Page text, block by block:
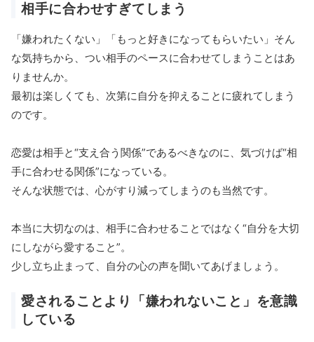
相手に合わせすぎてしまう
「嫌われたくない」「もっと好きになってもらいたい」そん
な気持ちから、つい相手のペースに合わせてしまうことはあ
りませんか。
最初は楽しくても、次第に自分を抑えることに疲れてしまう
のです。
恋愛は相手と“支え合う関係”であるべきなのに、気づけば“相
手に合わせる関係”になっている。
そんな状態では、心がすり減ってしまうのも当然です。
本当に大切なのは、相手に合わせることではなく“自分を大切
にしながら愛すること”。
少し立ち止まって、自分の心の声を聞いてあげましょう。
愛されることより「嫌われないこと」を意識
している